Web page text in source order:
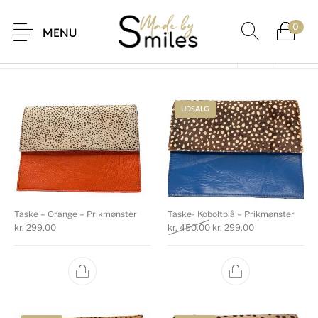
MENU
0
Forside Prikmønster
Taske – Orange – Prikmønster
kr. 299,00
UDSALG
Taske- Koboltblå – Prikmønster
kr. 450,00 Den oprindelige pris var:
kr. 299,00Den aktuelle